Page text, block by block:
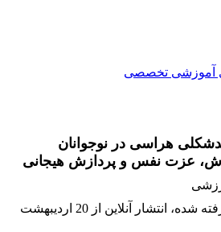
آموزشی تخصصی
هراسی در نوجوانان
عزت نفس و پردازش هیجانی
، پذیرفته شده، انتشار آنلاین از 20 اردیبهشت